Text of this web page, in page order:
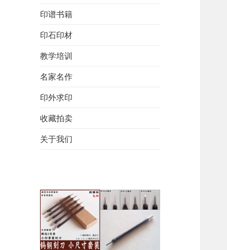
印谱书籍
印石印材
教学培训
名家名作
印外求印
收藏拍卖
关于我们